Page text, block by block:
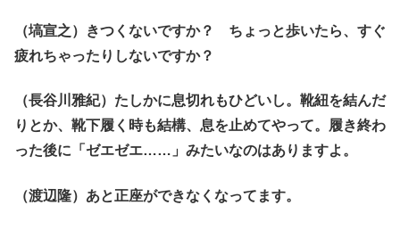
（塙宣之）きつくないですか？ ちょっと歩いたら、すぐ
疲れちゃったりしないですか？
（長谷川雅紀）たしかに息切れもひどいし。靴紐を結んだ
りとか、靴下履く時も結構、息を止めてやって。履き終わ
った後に「ゼエゼエ……」みたいなのはありますよ。
（渡辺隆）あと正座ができなくなってます。